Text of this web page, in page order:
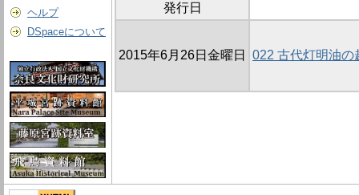
ヘルプ
DSpaceについて
発行日
2015年6月26日金曜日 022 古代灯明油の